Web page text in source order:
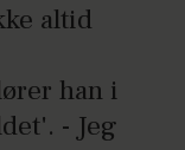
altid
han i
- Jeg